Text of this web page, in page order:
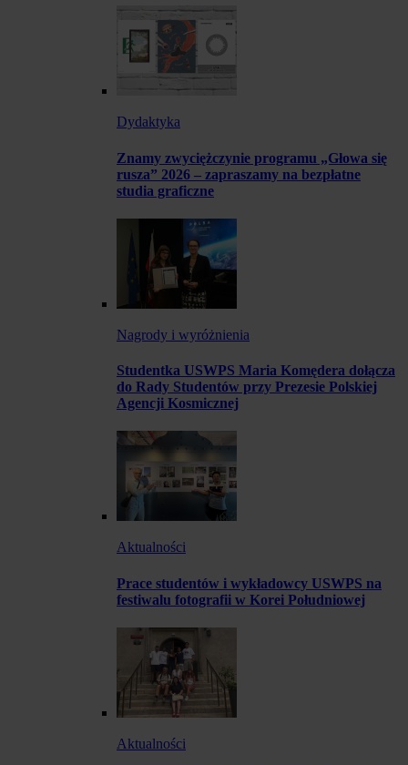
Dydaktyka
Znamy zwyciężczynie programu „Głowa się
rusza” 2026 – zapraszamy na bezpłatne
studia graficzne
Nagrody i wyróżnienia
Studentka USWPS Maria Komędera dołącza
do Rady Studentów przy Prezesie Polskiej
Agencji Kosmicznej
Aktualności
Prace studentów i wykładowcy USWPS na
festiwalu fotografii w Korei Południowej
Aktualności